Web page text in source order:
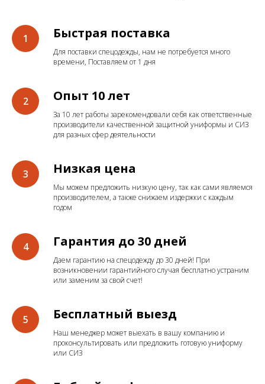
Быстрая поставка
Для поставки спецодежды, нам не потребуется много
времени, Поставляем от 1 дня
Опыт 10 лет
За 10 лет работы зарекомендовали себя как ответственные
производители качественной защитной униформы и СИЗ
для разных сфер деятельности
Низкая цена
Мы можем предложить низкую цену, так как сами являемся
производителем, а также снижаем издержки с каждым
годом
Гарантия до 30 дней
Даем гарантию на спецодежду до 30 дней! При
возникновении гарантийного случая бесплатно устраним
или заменим за свой счет!
Бесплатный выезд
Наш менеджер может выехать в вашу компанию и
проконсультировать или предложить готовую униформу
или СИЗ